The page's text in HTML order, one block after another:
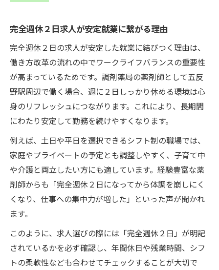
完全週休２日求人が安定就業に繋がる理由
完全週休２日の求人が安定した就業に結びつく理由は、
働き方改革の流れの中でワークライフバランスの重要性
が高まっているためです。調剤薬局の薬剤師として五反
野駅周辺で働く場合、週に２日しっかり休める環境は心
身のリフレッシュにつながります。これにより、長期間
にわたり安定して勤務を続けやすくなります。
例えば、土日や平日を選択できるシフト制の職場では、
家庭やプライベートの予定とも調整しやすく、子育て中
や介護と両立したい方にも適しています。経験豊富な薬
剤師からも「完全週休２日になってから体調を崩しにく
くなり、仕事への集中力が増した」といった声が聞かれ
ます。
このように、求人選びの際には「完全週休２日」が明記
されているかを必ず確認し、年間休日や残業時間、シフ
トの柔軟性なども合わせてチェックすることが大切で